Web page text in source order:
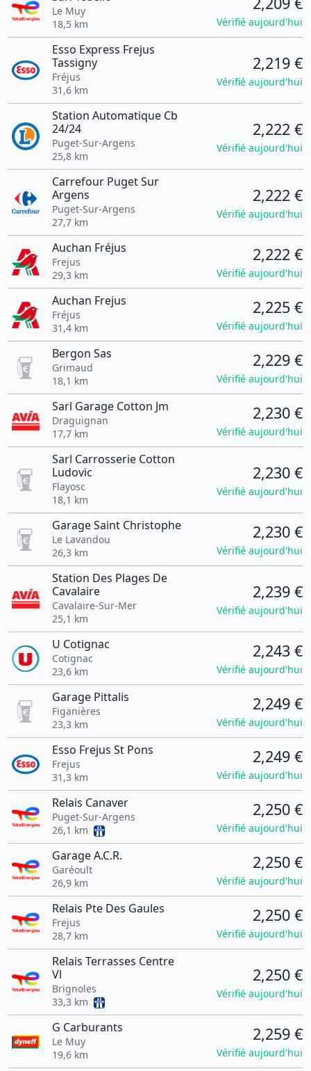
Le Muy
18,5 km
Vérifié aujourd'hui
Esso Express Frejus
Tassigny
Fréjus
31,6 km
2,219 €
Vérifié aujourd'hui
Station Automatique Cb
24/24
Puget-Sur-Argens
25,8 km
2,222 €
Vérifié aujourd'hui
Carrefour Puget Sur
Argens
Puget-Sur-Argens
27,7 km
2,222 €
Vérifié aujourd'hui
Auchan Fréjus
Frejus
29,3 km
2,222 €
Vérifié aujourd'hui
Auchan Frejus
Fréjus
31,4 km
2,225 €
Vérifié aujourd'hui
Bergon Sas
Grimaud
18,1 km
2,229 €
Vérifié aujourd'hui
Sarl Garage Cotton Jm
Draguignan
17,7 km
2,230 €
Vérifié aujourd'hui
Sarl Carrosserie Cotton
Ludovic
Flayosc
18,1 km
2,230 €
Vérifié aujourd'hui
Garage Saint Christophe
Le Lavandou
26,3 km
2,230 €
Vérifié aujourd'hui
Station Des Plages De
Cavalaire
Cavalaire-Sur-Mer
25,1 km
2,239 €
Vérifié aujourd'hui
U Cotignac
Cotignac
23,6 km
2,243 €
Vérifié aujourd'hui
Garage Pittalis
Figanières
23,3 km
2,249 €
Vérifié aujourd'hui
Esso Frejus St Pons
Frejus
31,3 km
2,249 €
Vérifié aujourd'hui
Relais Canaver
Puget-Sur-Argens
26,1 km
2,250 €
Vérifié aujourd'hui
Garage A.C.R.
Garéoult
26,9 km
2,250 €
Vérifié aujourd'hui
Relais Pte Des Gaules
Frejus
28,7 km
2,250 €
Vérifié aujourd'hui
Relais Terrasses Centre
Vl
Brignoles
33,3 km
2,250 €
Vérifié aujourd'hui
G Carburants
Le Muy
19,6 km
2,259 €
Vérifié aujourd'hui